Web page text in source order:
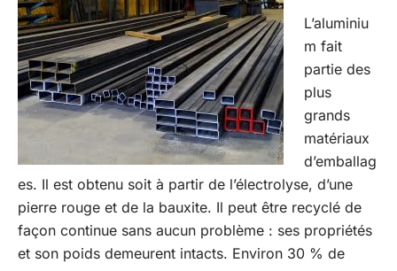
L’aluminiu
m fait
partie des
plus
grands
matériaux
d’emballag
es. Il est obtenu soit à partir de l’électrolyse, d’une
pierre rouge et de la bauxite. Il peut être recyclé de
façon continue sans aucun problème : ses propriétés
et son poids demeurent intacts. Environ 30 % de